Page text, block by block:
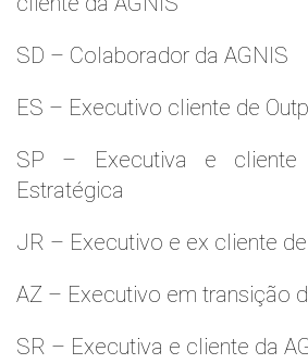
SD – Colaborador da AGNIS
ES – Executivo cliente de
SP – Executiva e cliente
Estratégica
JR – Executivo e ex cliente
AZ – Executivo em transição
SR – Executiva e cliente da